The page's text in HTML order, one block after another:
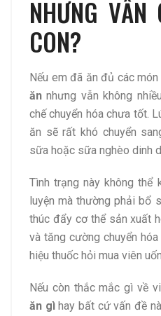
NHƯNG VẪN
CON?
Nếu em đã ăn đủ các món
ăn nhưng vẫn không
chế chuyển hóa chưa tốt.
ăn sẽ rất khó chuyển
sữa hoặc sữa nghèo dinh
Tình trạng này không thể
luyện mà thường phải bổ
thúc đẩy cơ thể sản xuất
và tăng cường chuyển
hiệu thuốc hỏi mua viên
Nếu còn thắc mắc gì về
ăn gìhay bất cứ vấn đề